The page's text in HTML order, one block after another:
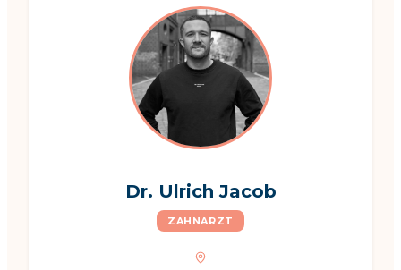
Dr. Ulrich Jacob
ZAHNARZT